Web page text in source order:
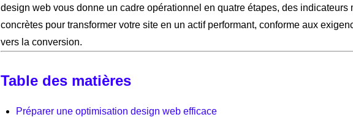
design web vous donne un cadre opérationnel en quatre étapes, des indicateurs
concrètes pour transformer votre site en un actif performant, conforme aux
vers la conversion.
Table des matières
Préparer une optimisation design web efficace